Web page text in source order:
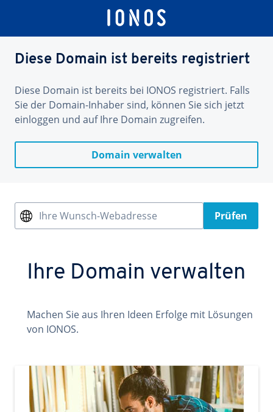
Diese Domain ist bereits registriert
Diese Domain ist bereits bei IONOS registriert. Falls
Sie der Domain-Inhaber sind, können Sie sich jetzt
einloggen und auf Ihre Domain zugreifen.
Domain verwalten
Ihre Wunsch-Webadresse Prüfen
Ihre Domain verwalten
Machen Sie aus Ihren Ideen Erfolge mit Lösungen
von IONOS.